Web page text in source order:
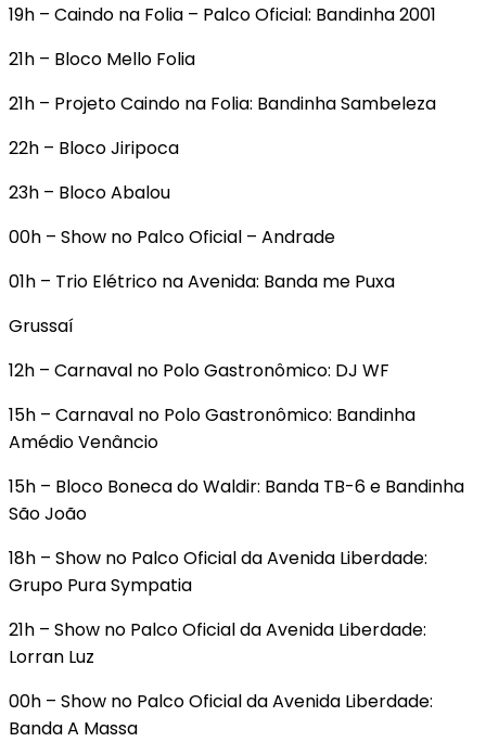
19h – Caindo na Folia – Palco Oficial: Bandinha 2001
21h – Bloco Mello Folia
21h – Projeto Caindo na Folia: Bandinha Sambeleza
22h – Bloco Jiripoca
23h – Bloco Abalou
00h – Show no Palco Oficial – Andrade
01h – Trio Elétrico na Avenida: Banda me Puxa
Grussaí
12h – Carnaval no Polo Gastronômico: DJ WF
15h – Carnaval no Polo Gastronômico: Bandinha
Amédio Venâncio
15h – Bloco Boneca do Waldir: Banda TB-6 e Bandinha
São João
18h – Show no Palco Oficial da Avenida Liberdade:
Grupo Pura Sympatia
21h – Show no Palco Oficial da Avenida Liberdade:
Lorran Luz
00h – Show no Palco Oficial da Avenida Liberdade:
Banda A Massa